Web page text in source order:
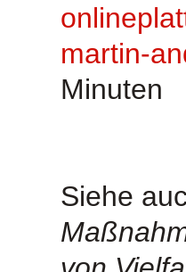
martin-
Minuten
Siehe